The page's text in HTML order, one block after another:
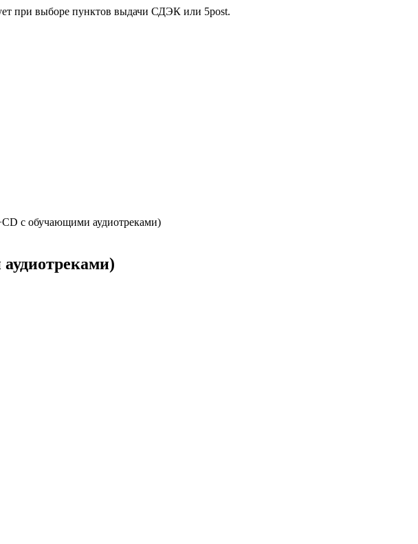
при выборе пунктов выдачи СДЭК или 5post.
с обучающими аудиотреками)